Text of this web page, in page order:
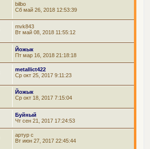
bilbo
Сб май 26, 2018 12:53:39
mvk843
Вт май 08, 2018 11:55:12
Йожык
Пт мар 16, 2018 21:18:18
metallict422
Ср окт 25, 2017 9:11:23
Йожык
Ср окт 18, 2017 7:15:04
Буйный
Чт сен 21, 2017 17:24:53
артур с
Вт июн 27, 2017 22:45:44